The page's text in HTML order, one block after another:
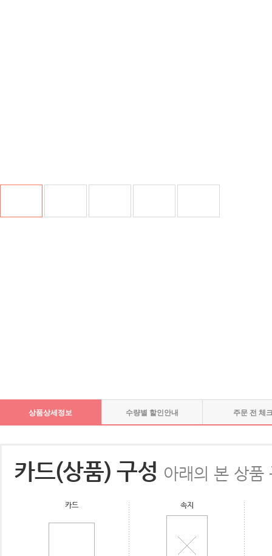
상품상세정보 수량별 할인안내 주문 전 체
카드(상품) 구성 아래의 본 상품
카드 속지